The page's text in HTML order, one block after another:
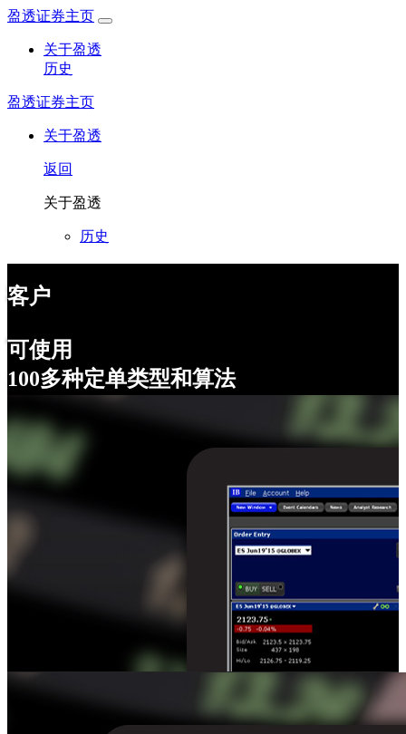
盈透证券主页
关于盈透
历史
盈透证券主页
关于盈透
返回
关于盈透
历史
客户
可使用
100多种定单类型和算法